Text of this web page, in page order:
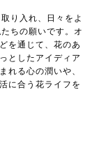
り入れ、日々をよ
ちの願いです。オ
を通じて、花のあ
としたアイディア
れる心の潤いや、
に合う花ライフを